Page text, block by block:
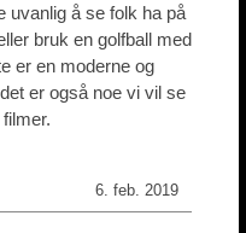
uvanlig å se folk ha på
bruk en golfball med
er en moderne og
er også noe vi vil se
6. feb. 2019